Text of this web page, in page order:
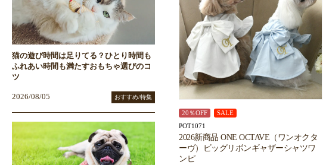
20％OFF SALE
POT1071
2026新商品 ONE OCTAVE（ワンオクタ
ーヴ）ビッグリボンギャザーシャツワ
ンピ
猫の遊び時間は足りてる？ひとり時間も
ふれあい時間も満たすおもちゃ選びのコ
ツ
2026/08/05 おすすめ/特集